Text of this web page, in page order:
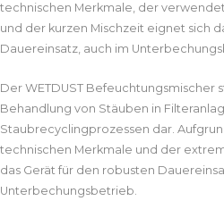
technischen Merkmale, der
und der kurzen Mischzeit eignet sich
Dauereinsatz, auch im
Der WETDUST Befeuchtungsmischer
Behandlung von Stäuben in
Staubrecyclingprozessen dar.
technischen Merkmale und der
das Gerät für den robusten
Unterbechungsbetrieb.